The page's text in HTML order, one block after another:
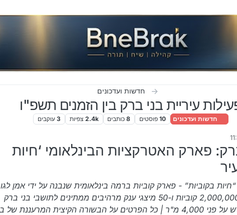
חדשות ועדכונים
עיריית בני ברק בין הזמנים תשפ"ו
חדשות ועדכונים 10 פוסטים 8 כותבים 2.4k צפיות 3 עוקבים
פארק האטרקציות הבינלאומי ‘חיות
בקוביות” - פארק קוביות ברמה בינלאומית שנבנה על ידי אמן
מגיע לבני ברק | למעלה מ-2,000,000 קוביות ו-50 מיצגי ענק מרהיבים ממתינים לתושבי בני ברק
במתחם ענק וממוזג שמתפרש על פני 4,000 מ"ר | כל הפרטים על הבשורה הקיצית המרעננת של